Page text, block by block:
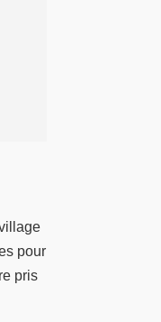
pour
pris